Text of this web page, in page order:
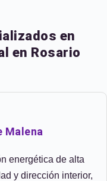
en
en Rosario
Malena
energética de alta
y dirección interior,